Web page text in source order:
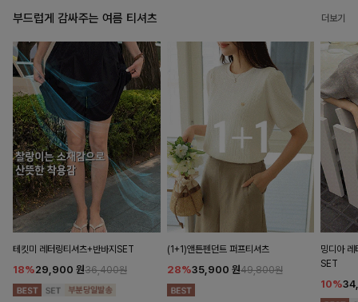
부드럽게 감싸주는 여름 티셔츠 더보기
테킷미 레터링티셔츠+반바지SET
18%29,900 원36,400원
(1+1)앤튼펜던트 퍼프티셔츠
28%35,900 원49,800원
밍디아 레
SET
10%